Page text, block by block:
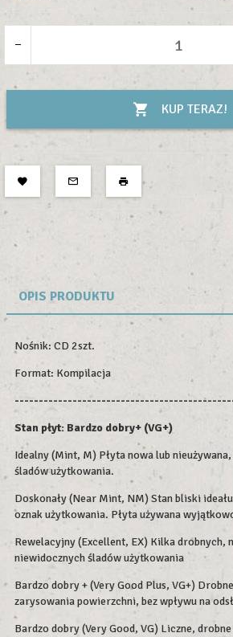
KUP TERAZ!
OPIS PRODUKTU
Nośnik: CD 2szt.
Format: Kompilacja
Stan płyt: Bardzo dobry+ (VG+)
Idealny (Mint, M) Płyta nowa lub
śladów użytkowania.
Doskonały (Near Mint, NM) Stan bliski
oznak użytkowania. Płyta używana
Rewelacyjny (Excellent, EX) Kilka drobnych,
niewidocznych śladów użytkowania
Bardzo dobry + (Very Good Plus, VG+)
zarysowania powierzchni, bez wpływu na
Bardzo dobry (Very Good, VG) Liczne,